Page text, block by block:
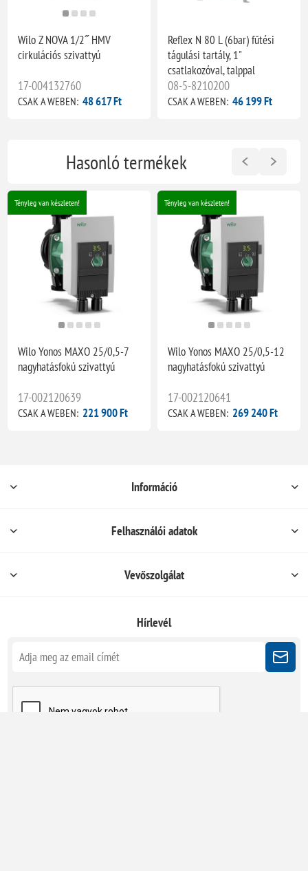
Wilo Z NOVA 1/2˝ HMV
cirkulációs szivattyú
17-004132760
CSAK A WEBEN: 48 617 Ft
Reflex N 80 L (6bar) fűtési
tágulási tartály, 1"
csatlakozóval, talppal
08-5-8210200
CSAK A WEBEN: 46 199 Ft
Hasonló termékek
Tényleg van készleten!
Wilo Yonos MAXO 25/0,5-7
nagyhatásfokú szivattyú
17-002120639
CSAK A WEBEN: 221 900 Ft
Tényleg van készleten!
Wilo Yonos MAXO 25/0,5-12
nagyhatásfokú szivattyú
17-002120641
CSAK A WEBEN: 269 240 Ft
Információ
Felhasználói adatok
Vevőszolgálat
Hírlevél